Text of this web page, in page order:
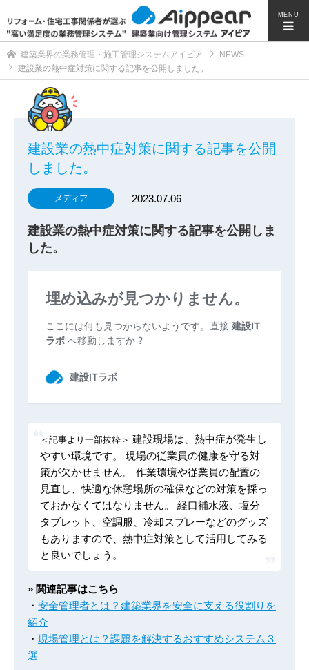
MENU
建築業界の業務管理・施工管理システムアイピア
NEWS
建設業の熱中症対策に関する記事を公開しました。
建設業の熱中症対策に関する記事を公開
しました。
メディア 2023.07.06
建設業の熱中症対策に関する記事を公開しま
した。
＜記事より一部抜粋＞ 建設現場は、熱中症が発生し
やすい環境です。 現場の従業員の健康を守る対
策が欠かせません。 作業環境や従業員の配置の
見直し、快適な休憩場所の確保などの対策を採っ
ておかなくてはなりません。 経口補水液、塩分
タブレット、空調服、冷却スプレーなどのグッズ
もありますので、熱中症対策として活用してみる
と良いでしょう。
» 関連記事はこちら
・ 安全管理者とは？建築業界を安全に支える役割りを
紹介
・ 現場管理とは？課題を解決するおすすめシステム３
選